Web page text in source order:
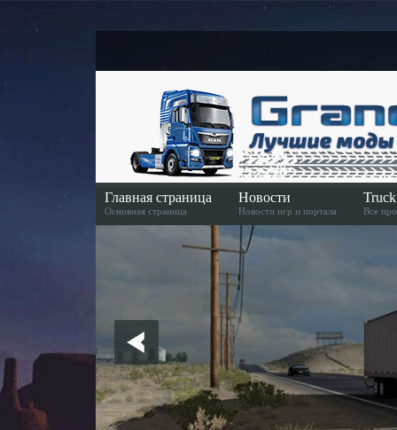
Главная страница
Основная страница
Новости
Новости игр и портала Все
American Truck Simulator Euro Truck Simulator 2